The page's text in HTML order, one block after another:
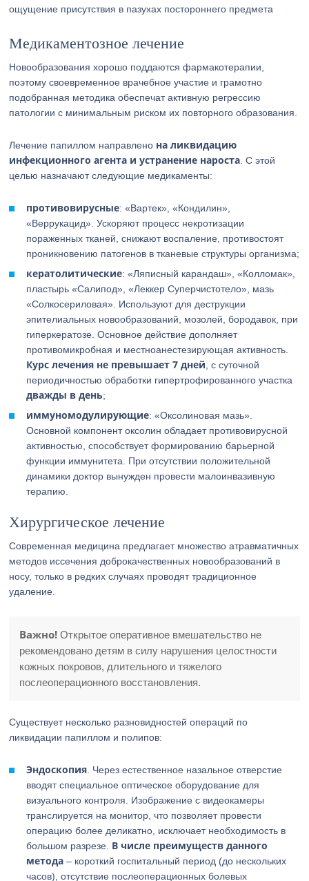
ощущение присутствия в пазухах постороннего предмета
Медикаментозное лечение
Новообразования хорошо поддаются фармакотерапии,
поэтому своевременное врачебное участие и грамотно
подобранная методика обеспечат активную регрессию
патологии с минимальным риском их повторного образования.
Лечение папиллом направлено на ликвидацию
инфекционного агента и устранение нароста . С этой
целью назначают следующие медикаменты:
противовирусные: «Вартек», «Кондилин»,
«Веррукацид». Ускоряют процесс некротизации
пораженных тканей, снижают воспаление, противостоят
проникновению патогенов в тканевые структуры организма;
кератолитические: «Ляписный карандаш», «Колломак»,
пластырь «Салипод», «Леккер Суперчистотело», мазь
«Солкосериловая». Используют для деструкции
эпителиальных новообразований, мозолей, бородавок, при
гиперкератозе. Основное действие дополняет
противомикробная и местноанестезирующая активность.
Курс лечения не превышает 7 дней , с суточной
периодичностью обработки гипертрофированного участка
дважды в день;
иммуномодулирующие: «Оксолиновая мазь».
Основной компонент оксолин обладает противовирусной
активностью, способствует формированию барьерной
функции иммунитета. При отсутствии положительной
динамики доктор вынужден провести малоинвазивную
терапию.
Хирургическое лечение
Современная медицина предлагает множество атравматичных
методов иссечения доброкачественных новообразований в
носу, только в редких случаях проводят традиционное
удаление.
Важно! Открытое оперативное вмешательство не
рекомендовано детям в силу нарушения целостности
кожных покровов, длительного и тяжелого
послеоперационного восстановления.
Существует несколько разновидностей операций по
ликвидации папиллом и полипов:
Эндоскопия . Через естественное назальное отверстие
вводят специальное оптическое оборудование для
визуального контроля. Изображение с видеокамеры
транслируется на монитор, что позволяет провести
операцию более деликатно, исключает необходимость в
большом разрезе. В числе преимуществ данного
метода – короткий госпитальный период (до нескольких
часов), отсутствие послеоперационных болевых